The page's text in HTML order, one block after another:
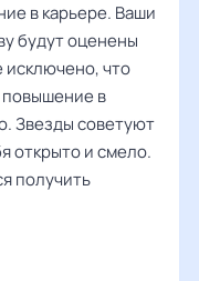
в карьере. Ваши
будут оценены
что
в
Звезды советуют
открыто и смело.
получить